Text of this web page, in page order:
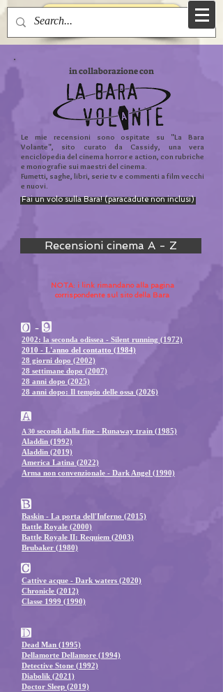
Torna alla Home Page
in collaborazione con
Le mie recensioni sono ospitate su "La Bara
Volante", sito curato da Cassidy, una vera
enciclopedia del cinema horror e action, con rubriche
e monografie sui maestri del cinema.
Fumetti, saghe, libri, serie tv e commenti a film vecchi
e nuovi.
Fai un volo sulla Bara! (paracadute non inclusi)
Recensioni cinema A - Z
NOTA: i link rimandano alla pagina
corrispondente sul sito della Bara
0 - 9
2002: la seconda odissea - Silent running (1972)
2010 - L'anno del contatto (1984)
28 giorni dopo (2002)
28 settimane dopo (2007)
28 anni dopo (2025)
28 anni dopo: Il tempio delle ossa (2026)
A
A 30 secondi dalla fine - Runaway train (1985)
Aladdin (1992)
Aladdin (2019)
America Latina (2022)
Arma non convenzionale - Dark Angel (1990)
B
Baskin - La porta dell'Inferno (2015)
Battle Royale (2000)
​Battle Royale II: Requiem (2003)
Brubaker (1980)
C
Cattive acque - Dark waters (2020)
Chronicle (2012)
Classe 1999 (1990)
D
Dead Man (1995)
Dellamorte Dellamore (1994)
Detective Stone (1992)
Diabolik (2021)
Doctor Sleep (2019)